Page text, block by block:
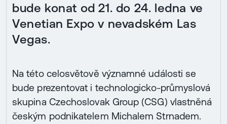
bude konat od 21. do 24. ledna ve
Venetian Expo v nevadském Las
Vegas.
Na této celosvětově významné události se
bude prezentovat i technologicko-průmyslová
skupina Czechoslovak Group (CSG) vlastněná
českým podnikatelem Michalem Strnadem.